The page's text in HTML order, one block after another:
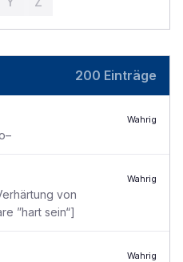
200 Einträge
Wahrig
von
”hart sein“]
Wahrig
Wahrig